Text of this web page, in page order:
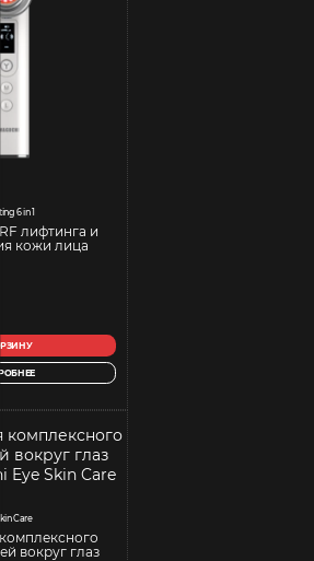
6 in 1
лифтинга и
кожи лица
Care
вокруг глаз